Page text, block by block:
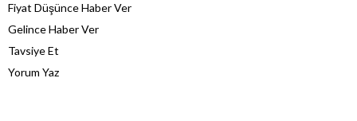
Fiyat Düşünce Haber Ver
Gelince Haber Ver
Tavsiye Et
Yorum Yaz